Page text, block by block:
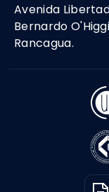
Avenida
Bernardo
Rancagua.